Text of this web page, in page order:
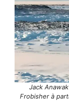
Jack
Frobisher à